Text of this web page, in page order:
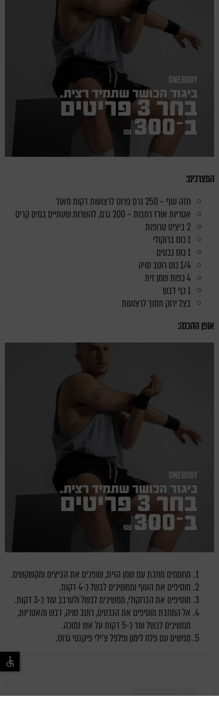
המצרכים:
חזה עוף – 250 גרם פרוס לרצועות דקות מאוד
אטריות אורז רחבות – 200 גרם, להשרות שעתיים במים קרים
2 ביצים טרופות
1 כוס ברוקולי
1 כוס נבטים
1/4 כוס רוטב סויה
4 כפות שמן זית
1 כף דבש
בצל ירוק חתוך לרצועות
אופן ההכנה:
מחממים מחבת עם שמן הזית, שופכים את הביצים ומקשקשים.
מוסיפים את העוף וממשיכים לבשל כ-4 דקות.
מוסיפים את הברוקולי, ממשיכים לבשל ולערבב עוד כ-3 דקות.
אל המחבת מוסיפים את הנבטים, רוטב סויה, דבש והאטריות,
ממשיכים לבשל עוד כ-5 דקות על אש נמוכה.
מגישים עם פלח לימון ופלפל צ'ילי פיקנטי גרוס.